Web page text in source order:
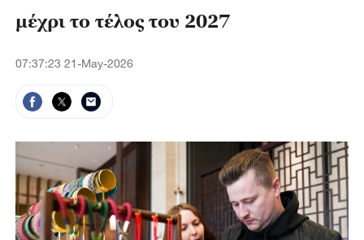
μέχρι το τέλος του 2027
07:37:23 21-May-2026